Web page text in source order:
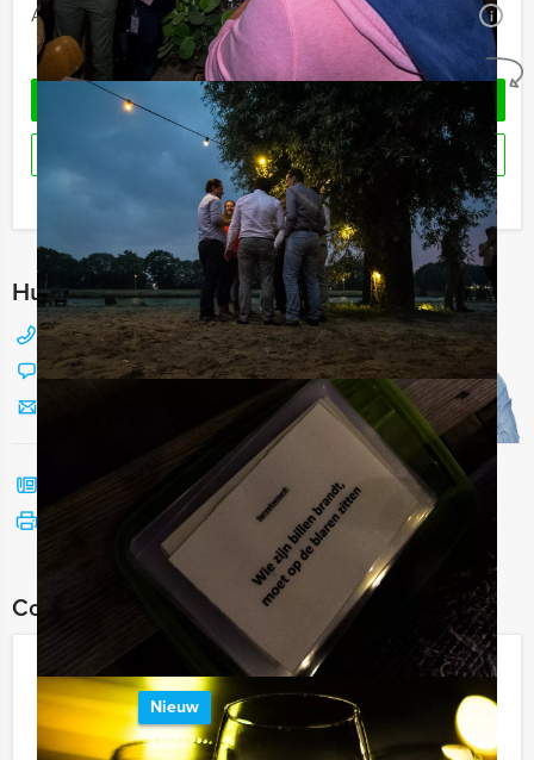
Aantal:
Minimaal 12 personen i
Geheel vrijblijvend
OFFERTE AANVRAGEN
RESERVEREN
Ik heb een vraag over dit uitje
Hulp nodig bij het kiezen?
088 428 81 17
Chat met Jeroen
Bel mij terug
Bekijk printbare versie
Combineer dit uitje met:
Crime City Tablet Game Leiden
Nieuw
Vanaf€ 27,50 p.p. excl. BTW